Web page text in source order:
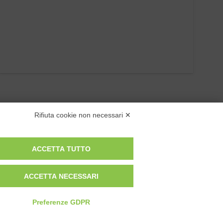
Privacy Policy
Cookie Policy
Modifica preferenze cookie
Rifiuta cookie non necessari ✕
ACCETTA TUTTO
ACCETTA NECESSARI
Preferenze GDPR